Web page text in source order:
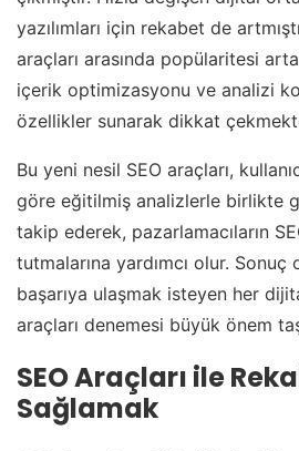
yazılımları için rekabet de
araçları arasında popülaritesi
içerik optimizasyonu ve analizi
özellikler sunarak dikkat
Bu yeni nesil SEO araçları,
göre eğitilmiş analizlerle birlikte
takip ederek, pazarlamacıların
tutmalarına yardımcı olur. Sonuç
başarıya ulaşmak isteyen her
araçları denemesi büyük önem
SEO Araçları ile
Sağlamak